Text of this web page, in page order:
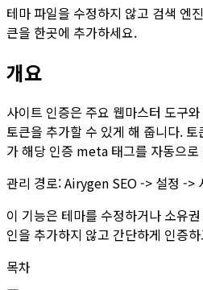
테마 파일을 수정하지 않고 검색 엔
큰을 한곳에 추가하세요.
개요
사이트 인증은 주요 웹마스터 도구
토큰을 추가할 수 있게 해 줍니다.
가 해당 인증 meta 태그를 자동으로
관리 경로:Airygen SEO -> 설정 ->
이 기능은 테마를 수정하거나 소유
인을 추가하지 않고 간단하게 인증
목차